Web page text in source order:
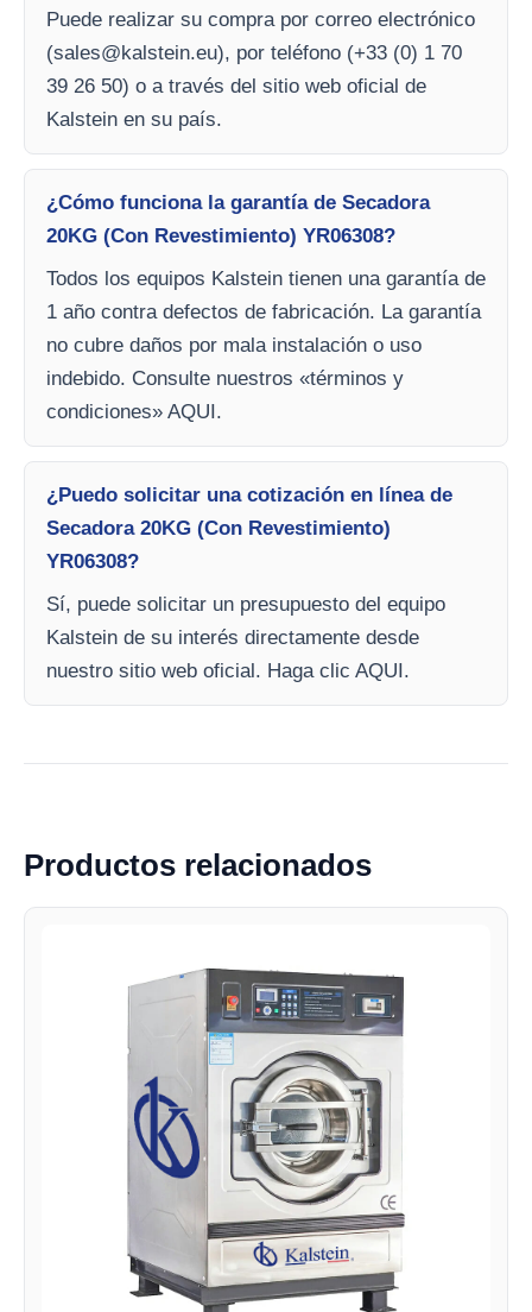
Puede realizar su compra por correo electrónico
(sales@kalstein.eu), por teléfono (+33 (0) 1 70
39 26 50) o a través del sitio web oficial de
Kalstein en su país.
¿Cómo funciona la garantía de Secadora
20KG (Con Revestimiento) YR06308?
Todos los equipos Kalstein tienen una garantía de
1 año contra defectos de fabricación. La garantía
no cubre daños por mala instalación o uso
indebido. Consulte nuestros «términos y
condiciones» AQUI.
¿Puedo solicitar una cotización en línea de
Secadora 20KG (Con Revestimiento)
YR06308?
Sí, puede solicitar un presupuesto del equipo
Kalstein de su interés directamente desde
nuestro sitio web oficial. Haga clic AQUI.
Productos relacionados